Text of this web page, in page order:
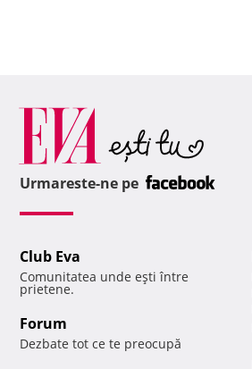
Urmareste-ne pe
Club Eva
Comunitatea unde eşti între
prietene.
Forum
Dezbate tot ce te preocupă